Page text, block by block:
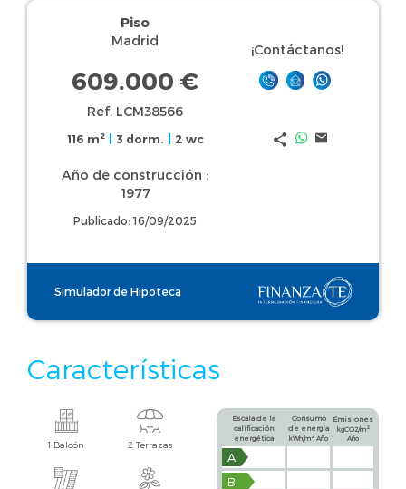
Piso
Madrid
609.000 €
Ref. LCM38566
116 m2 3 dorm. 2 wc
Año de construcción :
1977
Publicado: 16/09/2025
¡Contáctanos!
Simulador de Hipoteca
Características
1 Balcón 2 Terrazas
Escala de la
calificación
energética
Consumo
de energía
kWh/m2 Año
Emisiones
kgCO2/m 2
Año
A
B